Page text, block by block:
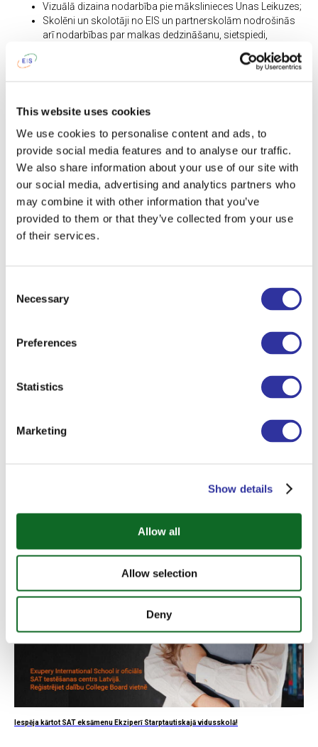
This website uses cookies
We use cookies to personalise content and ads, to
provide social media features and to analyse our traffic.
We also share information about your use of our site with
our social media, advertising and analytics partners who
may combine it with other information that you’ve
provided to them or that they’ve collected from your use
of their services.
Selection
Necessary
Preferences
Statistics
Marketing
Show details
Allow all
Allow selection
Deny
Vizuālā dizaina nodarbība pie mākslinieces Unas Leikuzes;
Skolēni un skolotāji no EIS un partnerskolām nodrošinās
arī nodarbības par malkas dedzināšanu, sietspiedi,
Ierašanās pasākumā sākas no 12:30 līdz 13:00.
PASĀKUMI
See also
Iespēja kārtot SAT eksāmenu Ekziperī Starptautiskajā vidusskolā!